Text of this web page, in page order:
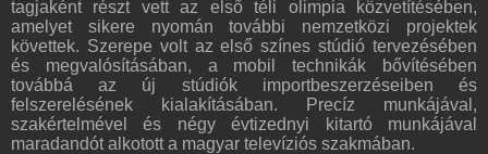
tagjaként részt vett az első téli olimpia közvetítésében,
amelyet sikere nyomán további nemzetközi projektek
követtek. Szerepe volt az első színes stúdió tervezésében
és megvalósításában, a mobil technikák bővítésében
továbbá az új stúdiók importbeszerzéseiben és
felszerelésének kialakításában. Precíz munkájával,
szakértelmével és négy évtizednyi kitartó munkájával
maradandót alkotott a magyar televíziós szakmában.